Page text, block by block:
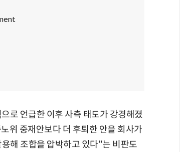
로 언급한 이후 사측 태도가 강경해졌
위 중재안보다 더 후퇴한 안을 회사가
해 조합을 압박하고 있다"는 비판도